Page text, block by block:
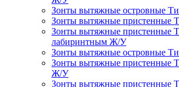
Зонты вытяжные островные
Зонты вытяжные пристенные
Зонты вытяжные пристенные
лабиринтным Ж/У
Зонты вытяжные островные
Зонты вытяжные пристенные
Ж/У
Зонты вытяжные пристенные